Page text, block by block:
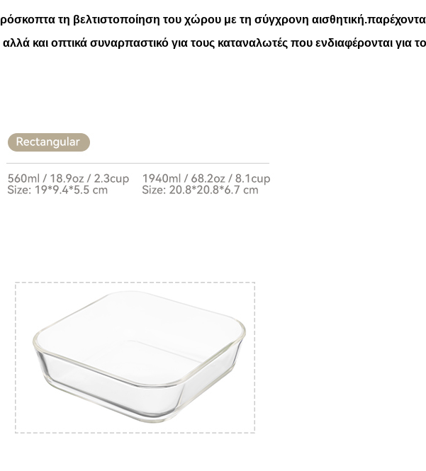
τη βελτιστοποίηση του χώρου με τη σύγχρονη
και οπτικά συναρπαστικό για τους καταναλωτές που ενδιαφέρονται για